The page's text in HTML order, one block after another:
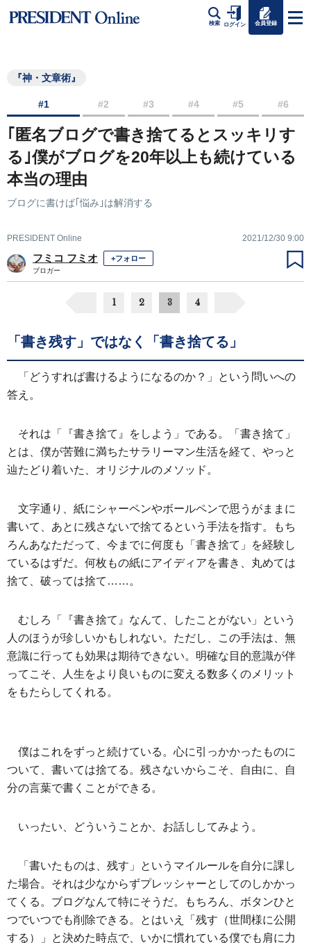
検索 ログイン 会員登録
『神・文章術』
#1 #2 #3 #4 #5 #6
｢匿名ブログで書き捨てるとスッキリす
る｣僕がブログを20年以上も続けている
本当の理由
ブログに書けば｢悩み｣は解消する
PRESIDENT Online 2021/12/30 9:00
フミコ フミオ +フォロー
ブロガー
1 2 3 4
「書き残す」ではなく「書き捨てる」
「どうすれば書けるようになるのか？」という問いへの
答え。
それは「『書き捨て』をしよう」である。「書き捨て」
とは、僕が苦難に満ちたサラリーマン生活を経て、やっと
辿たどり着いた、オリジナルのメソッド。
文字通り、紙にシャーペンやボールペンで思うがままに
書いて、あとに残さないで捨てるという手法を指す。もち
ろんあなただって、今までに何度も「書き捨て」を経験し
ているはずだ。何枚もの紙にアイディアを書き、丸めては
捨て、破っては捨て……。
むしろ「『書き捨て』なんて、したことがない」という
人のほうが珍しいかもしれない。ただし、この手法は、無
意識に行っても効果は期待できない。明確な目的意識が伴
ってこそ、人生をより良いものに変える数多くのメリット
をもたらしてくれる。
僕はこれをずっと続けている。心に引っかかったものに
ついて、書いては捨てる。残さないからこそ、自由に、自
分の言葉で書くことができる。
いったい、どういうことか、お話ししてみよう。
「書いたものは、残す」というマイルールを自分に課し
た場合。それは少なからずプレッシャーとしてのしかかっ
てくる。ブログなんて特にそうだ。もちろん、ボタンひと
つでいつでも削除できる。とはいえ「残す（世間様に公開
する）」と決めた時点で、いかに慣れている僕でも肩に力